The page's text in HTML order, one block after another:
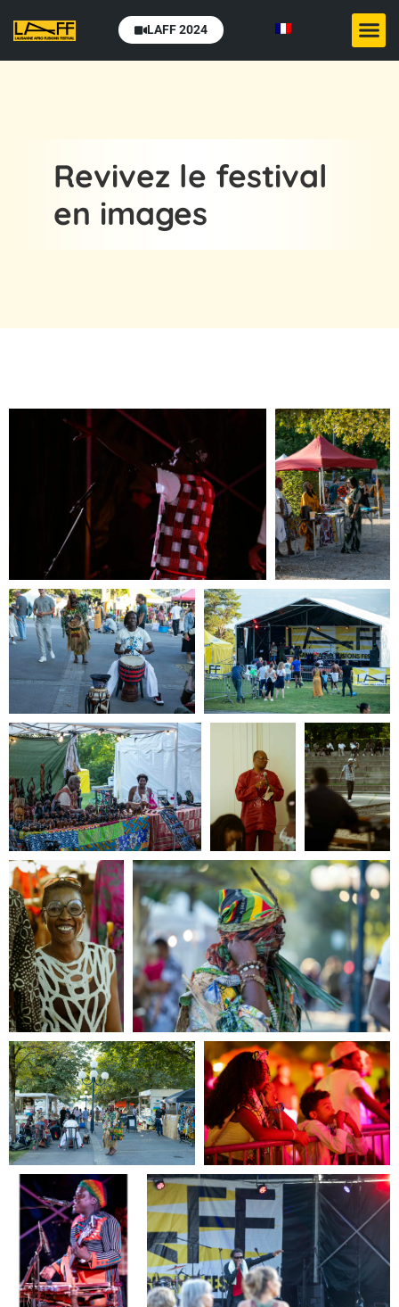
LAFF 2024
Revivez le festival
en images